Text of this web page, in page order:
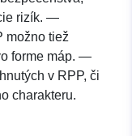
rizík. —
možno tiež
forme máp. —
v RPP, či
charakteru.